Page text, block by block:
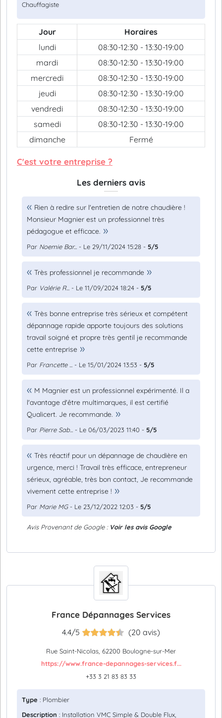
Chauffagiste
Jour
Horaires
lundi
08:30-12:30 - 13:30-19:00
mardi
08:30-12:30 - 13:30-19:00
mercredi
08:30-12:30 - 13:30-19:00
jeudi
08:30-12:30 - 13:30-19:00
vendredi
08:30-12:30 - 13:30-19:00
samedi
08:30-12:30 - 13:30-19:00
dimanche
Fermé
C'est votre entreprise ?
Les derniers avis
Rien à redire sur l'entretien de notre chaudière !
Monsieur Magnier est un professionnel très
pédagogue et efficace.
Par Noemie Bar... - Le 29/11/2024 15:28 - 5/5
Très professionnel je recommande
Par Valérie R... - Le 11/09/2024 18:24 - 5/5
Très bonne entreprise très sérieux et compétent
dépannage rapide apporte toujours des solutions
travail soigné et propre très gentil je recommande
cette entreprise
Par Francette ... - Le 15/01/2024 13:53 - 5/5
M Magnier est un professionnel expérimenté. Il a
l'avantage d'être multimarques, il est certifié
Qualicert. Je recommande.
Par Pierre Sab... - Le 06/03/2023 11:40 - 5/5
Très réactif pour un dépannage de chaudière en
urgence, merci ! Travail très efficace, entrepreneur
sérieux, agréable, très bon contact, Je recommande
vivement cette entreprise !
Par Marie MG- Le 23/12/2022 12:03 - 5/5
Avis Provenant de Google : Voir les avis Google
France Dépannages Services
4.4/5 (20 avis)
Rue Saint-Nicolas, 62200 Boulogne-sur-Mer
https://www.france-depannages-services.f...
+33 3 21 83 83 33
Type : Plombier
Description : Installation VMC Simple & Double Flux,